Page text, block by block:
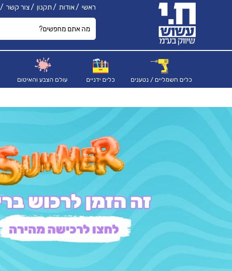
ראשי אודות תקנון צור קשר
כלים חשמליים / נטענים כלים ידניים עולם הצבע והאיטום